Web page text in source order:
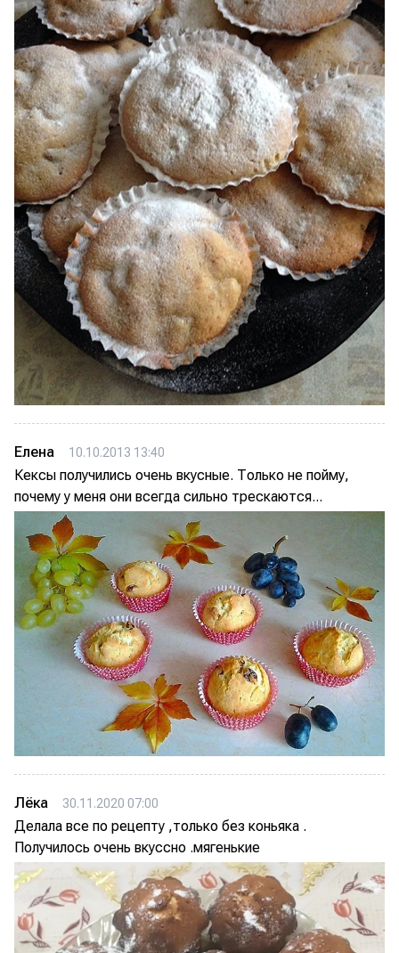
Елена 10.10.2013 13:40
Кексы получились очень вкусные. Только не пойму,
почему у меня они всегда сильно трескаются...
Лёка 30.11.2020 07:00
Делала все по рецепту ,только без коньяка .
Получилось очень вкуссно .мягенькие